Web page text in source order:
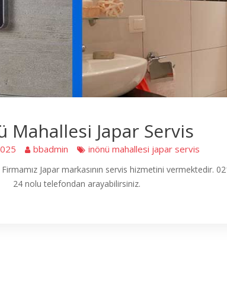
Mahallesi Japar Servis
bbadmin inönü mahallesi japar servis
Japar markasının servis hizmetini vermektedir.
24 nolu telefondan arayabilirsiniz.